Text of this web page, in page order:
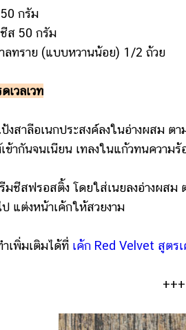
กรัม
50 กรัม
ราย (แบบหวานน้อย) 1/2 ถ้วย
เวลเวท
สาลีอเนกประสงค์ลงในอ่างผสม ต
ข้ากันจนเนียน เทลงในแก้วทนความ
ชีสฟรอสติ้ง โดยใส่เนยลงอ่างผสม
แต่งหน้าเค้กให้สวยงาม
พิ่มเติมได้ที่ เค้ก Red Velvet สูตร